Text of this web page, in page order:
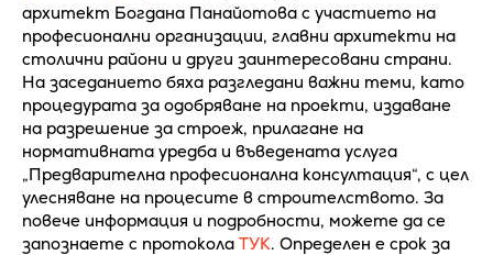
архитект Богдана Панайотова с участието на
професионални организации, главни архитекти на
столични райони и други заинтересовани страни.
На заседанието бяха разгледани важни теми, като
процедурата за одобряване на проекти, издаване
на разрешение за строеж, прилагане на
нормативната уредба и въведената услуга
„Предварителна професионална консултация“, с цел
улесняване на процесите в строителството. За
повече информация и подробности, можете да се
запознаете с протокола ТУК. Определен е срок за